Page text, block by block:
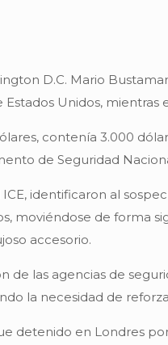
D.C. Mario
Unidos,
contenía 3.000
de Seguridad
identificaron al
moviéndose de forma
accesorio.
las agencias de
la necesidad de
detenido en Londres